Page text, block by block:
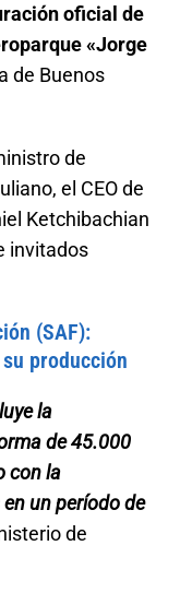
oficial de
«Jorge
de Buenos
de
el CEO de
Ketchibachian
invitados
(SAF):
producción
la
de 45.000
con la
un período de
de